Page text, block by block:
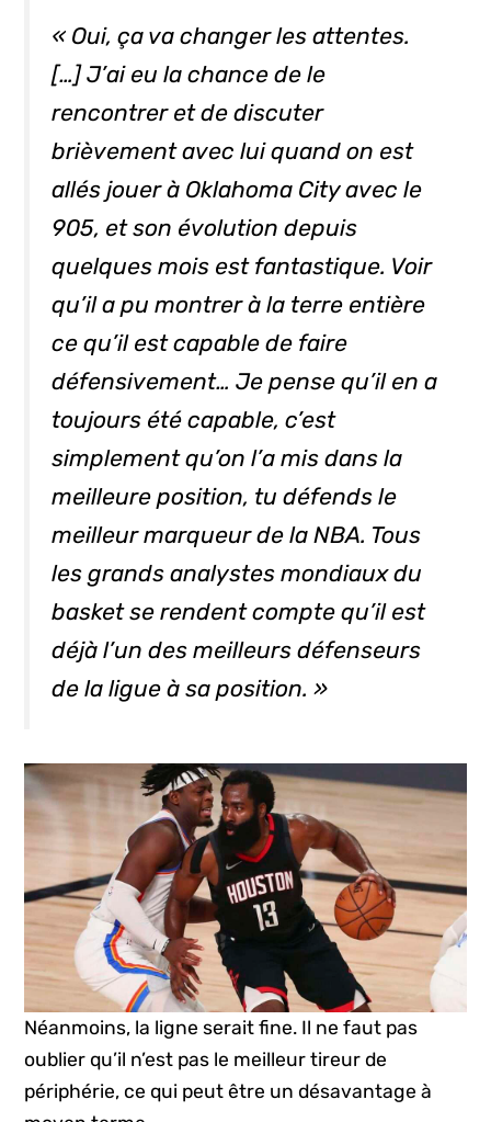
« Oui, ça va changer les attentes.
[…] J’ai eu la chance de le
rencontrer et de discuter
brièvement avec lui quand on est
allés jouer à Oklahoma City avec le
905, et son évolution depuis
quelques mois est fantastique. Voir
qu’il a pu montrer à la terre entière
ce qu’il est capable de faire
défensivement… Je pense qu’il en a
toujours été capable, c’est
simplement qu’on l’a mis dans la
meilleure position, tu défends le
meilleur marqueur de la NBA. Tous
les grands analystes mondiaux du
basket se rendent compte qu’il est
déjà l’un des meilleurs défenseurs
de la ligue à sa position. »
Néanmoins, la ligne serait fine. Il ne faut pas
oublier qu’il n’est pas le meilleur tireur de
périphérie, ce qui peut être un désavantage à